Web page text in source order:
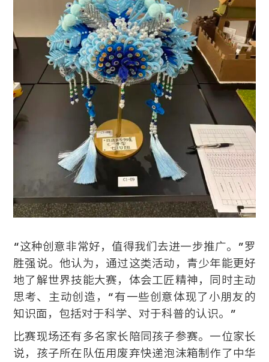
“这种创意非常好，值得我们去进一步推广。”罗
胜强说。他认为，通过这类活动，青少年能更好
地了解世界技能大赛，体会工匠精神，同时主动
思考、主动创造，“有一些创意体现了小朋友的
知识面，包括对于科学、对于科普的认识。”
比赛现场还有多名家长陪同孩子参赛。一位家长
说，孩子所在队伍用废弃快递泡沫箱制作了中华